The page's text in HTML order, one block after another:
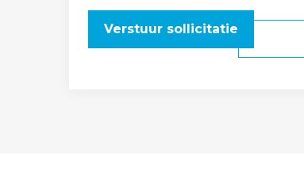
Verstuur sollicitatie